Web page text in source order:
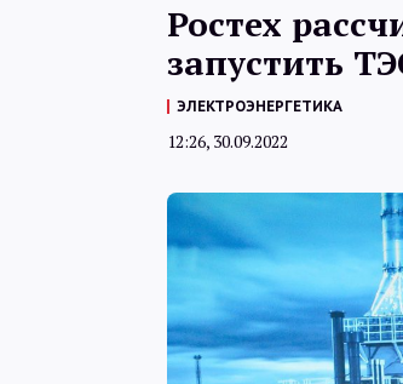
Ростех
запустить
ЭЛЕКТРОЭНЕРГЕТИКА
12:26, 30.09.2022